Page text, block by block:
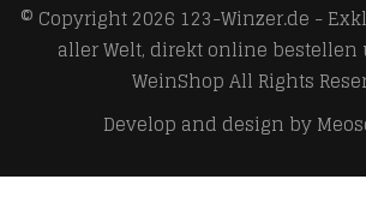
© Copyright 2026 123-Winzer.de -
aller Welt, direkt online bestellen
WeinShopAll Rights
Develop and design by